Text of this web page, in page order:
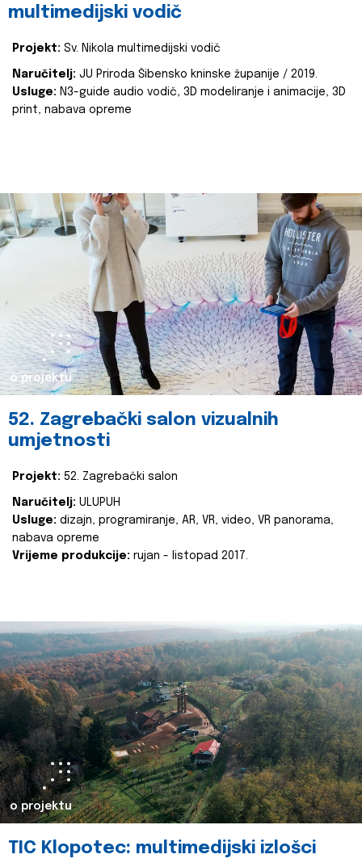
multimedijski vodič
Projekt: Sv. Nikola multimedijski vodič
Naručitelj: JU Priroda Šibensko kninske županije / 2019.
Usluge: N3-guide audio vodič, 3D modeliranje i animacije, 3D
print, nabava opreme
o projektu
52. Zagrebački salon vizualnih
umjetnosti
Projekt: 52. Zagrebački salon
Naručitelj: ULUPUH
Usluge: dizajn, programiranje, AR, VR, video, VR panorama,
nabava opreme
Vrijeme produkcije: rujan - listopad 2017.
o projektu
TIC Klopotec: multimedijski izlošci